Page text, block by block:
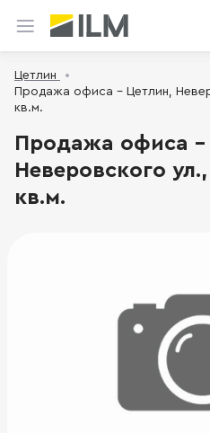
Цетлин
Продажа офиса - Цетлин,
кв.м.
Продажа офиса -
Неверовского
кв.м.